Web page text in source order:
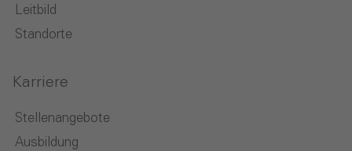
Leitbild
Standorte
Karriere
Stellenangebote
Ausbildung